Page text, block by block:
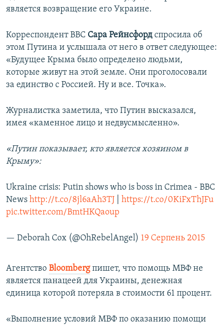
является возвращение его Украине.
Корреспондент BBC Сара Рейнсфордспросила об
этом Путина и услышала от него в ответ следующее:
«Будущее Крыма было определено людьми,
которые живут на этой земле. Они проголосовали
за единство с Россией. Ну и все. Точка».
Журналистка заметила, что Путин высказался,
имея «каменное лицо и недвусмысленно».
«Путин показывает, кто является хозяином в
Крыму»:
Ukraine crisis: Putin shows who is boss in Crimea - BBC
News http://t.co/8jl6aAh3TJ
https://t.co/0KiFxThJFu
pic.twitter.com/BmtHKQaoup
— Deborah Cox (@OhRebelAngel) 19 Серпень 2015
Агентство Bloomberg пишет, что помощь МВФ не
является панацеей для Украины, денежная
единица которой потеряла в стоимости 61 процент.
«Выполнение условий МВФ по оказанию помощи